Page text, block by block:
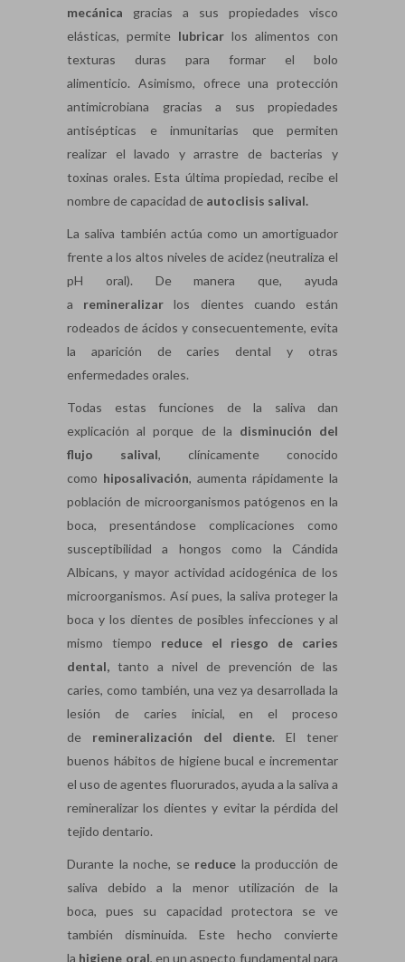
mecánica gracias a sus propiedades visco
elásticas, permite lubricar los alimentos con
texturas duras para formar el bolo
alimenticio. Asimismo, ofrece una protección
antimicrobiana gracias a sus propiedades
antisépticas e inmunitarias que permiten
realizar el lavado y arrastre de bacterias y
toxinas orales. Esta última propiedad, recibe el
nombre de capacidad de autoclisis salival.
La saliva también actúa como un amortiguador
frente a los altos niveles de acidez (neutraliza el
pH oral). De manera que, ayuda
a remineralizar los dientes cuando están
rodeados de ácidos y consecuentemente, evita
la aparición de caries dental y otras
enfermedades orales.
Todas estas funciones de la saliva dan
explicación al porque de la disminución del
flujo salival, clínicamente conocido
como hiposalivación, aumenta rápidamente la
población de microorganismos patógenos en la
boca, presentándose complicaciones como
susceptibilidad a hongos como la Cándida
Albicans, y mayor actividad acidogénica de los
microorganismos. Así pues, la saliva proteger la
boca y los dientes de posibles infecciones y al
mismo tiempo reduce el riesgo de caries
dental, tanto a nivel de prevención de las
caries, como también, una vez ya desarrollada la
lesión de caries inicial, en el proceso
de remineralización del diente. El tener
buenos hábitos de higiene bucal e incrementar
el uso de agentes fluorurados, ayuda a la saliva a
remineralizar los dientes y evitar la pérdida del
tejido dentario.
Durante la noche, se reduce la producción de
saliva debido a la menor utilización de la
boca, pues su capacidad protectora se ve
también disminuida. Este hecho convierte
la higiene oral, en un aspecto fundamental para